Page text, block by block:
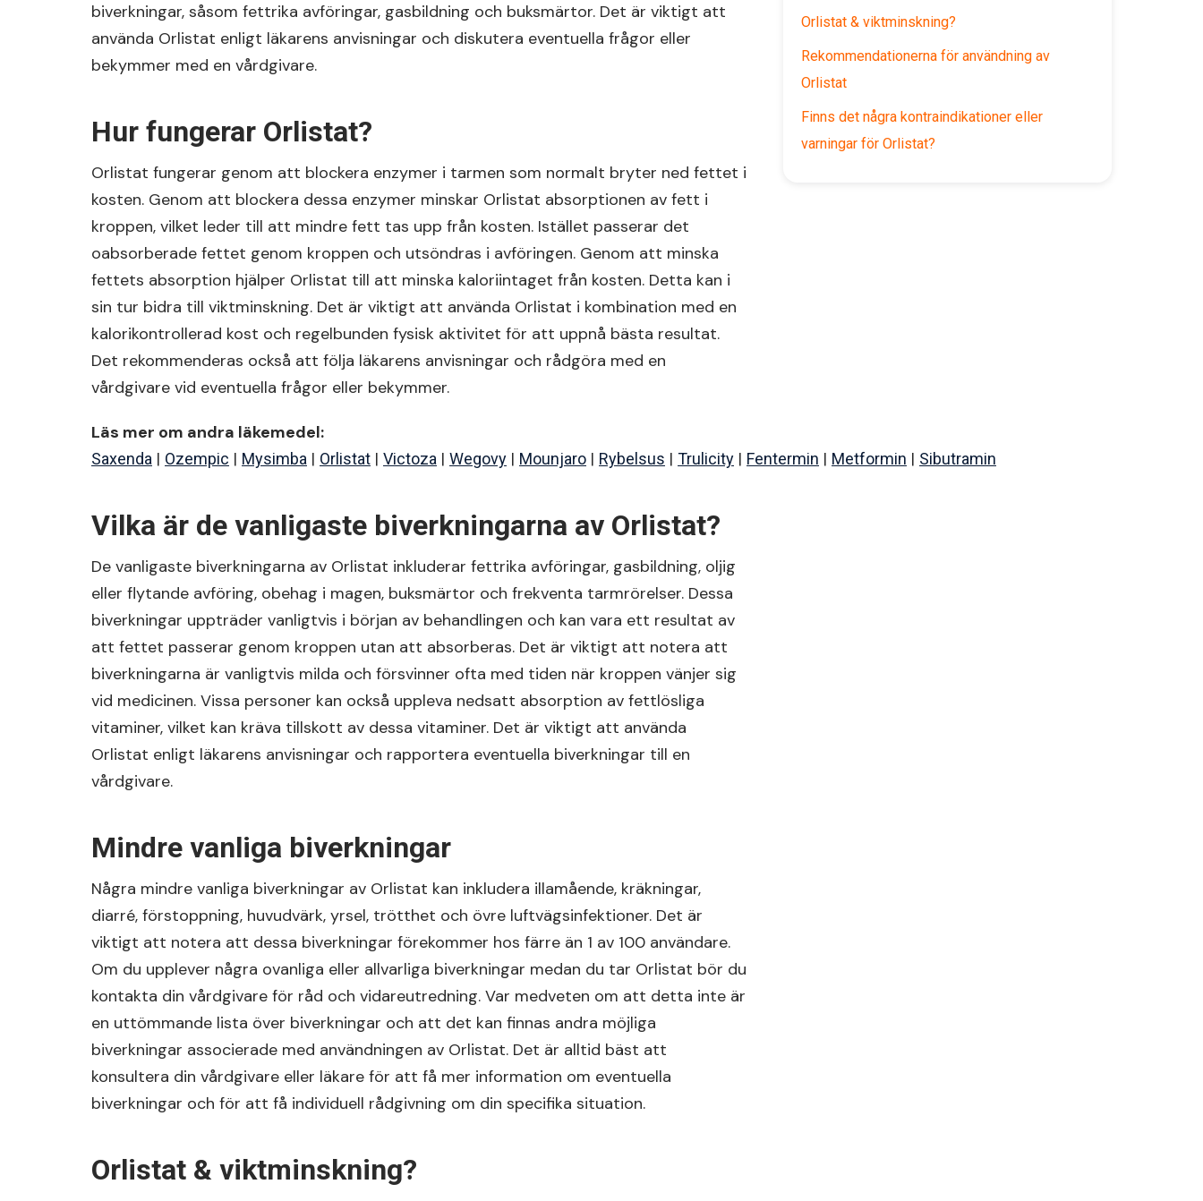
biverkningar, såsom fettrika avföringar, gasbildning och buksmärtor. Det är viktigt att
använda Orlistat enligt läkarens anvisningar och diskutera eventuella frågor eller
bekymmer med en vårdgivare.
Hur fungerar Orlistat?
Orlistat fungerar genom att blockera enzymer i tarmen som normalt bryter ned fettet i
kosten. Genom att blockera dessa enzymer minskar Orlistat absorptionen av fett i
kroppen, vilket leder till att mindre fett tas upp från kosten. Istället passerar det
oabsorberade fettet genom kroppen och utsöndras i avföringen. Genom att minska
fettets absorption hjälper Orlistat till att minska kaloriintaget från kosten. Detta kan i
sin tur bidra till viktminskning. Det är viktigt att använda Orlistat i kombination med en
kalorikontrollerad kost och regelbunden fysisk aktivitet för att uppnå bästa resultat.
Det rekommenderas också att följa läkarens anvisningar och rådgöra med en
vårdgivare vid eventuella frågor eller bekymmer.
Läs mer om andra läkemedel:
Saxenda | Ozempic | Mysimba | Orlistat | Victoza | Wegovy | Mounjaro | Rybelsus | Trulicity | Fentermin | Metformin | Sibutramin
Vilka är de vanligaste biverkningarna av Orlistat?
De vanligaste biverkningarna av Orlistat inkluderar fettrika avföringar, gasbildning, oljig
eller flytande avföring, obehag i magen, buksmärtor och frekventa tarmrörelser. Dessa
biverkningar uppträder vanligtvis i början av behandlingen och kan vara ett resultat av
att fettet passerar genom kroppen utan att absorberas. Det är viktigt att notera att
biverkningarna är vanligtvis milda och försvinner ofta med tiden när kroppen vänjer sig
vid medicinen. Vissa personer kan också uppleva nedsatt absorption av fettlösliga
vitaminer, vilket kan kräva tillskott av dessa vitaminer. Det är viktigt att använda
Orlistat enligt läkarens anvisningar och rapportera eventuella biverkningar till en
vårdgivare.
Mindre vanliga biverkningar
Några mindre vanliga biverkningar av Orlistat kan inkludera illamående, kräkningar,
diarré, förstoppning, huvudvärk, yrsel, trötthet och övre luftvägsinfektioner. Det är
viktigt att notera att dessa biverkningar förekommer hos färre än 1 av 100 användare.
Om du upplever några ovanliga eller allvarliga biverkningar medan du tar Orlistat bör du
kontakta din vårdgivare för råd och vidareutredning. Var medveten om att detta inte är
en uttömmande lista över biverkningar och att det kan finnas andra möjliga
biverkningar associerade med användningen av Orlistat. Det är alltid bäst att
konsultera din vårdgivare eller läkare för att få mer information om eventuella
biverkningar och för att få individuell rådgivning om din specifika situation.
Orlistat & viktminskning?
Orlistat & viktminskning?
Rekommendationerna för användning av
Orlistat
Finns det några kontraindikationer eller
varningar för Orlistat?